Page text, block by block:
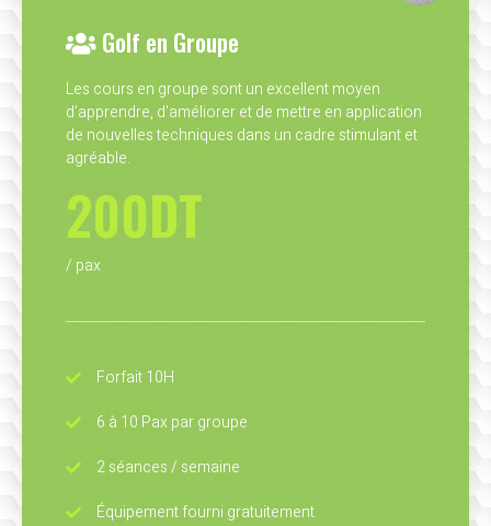
Golf en Groupe
Les cours en groupe sont un excellent moyen
d’apprendre, d'améliorer et de mettre en application
de nouvelles techniques dans un cadre stimulant et
agréable.
200DT
/ pax
Forfait 10H
6 à 10 Pax par groupe
2 séances / semaine
Équipement fourni gratuitement